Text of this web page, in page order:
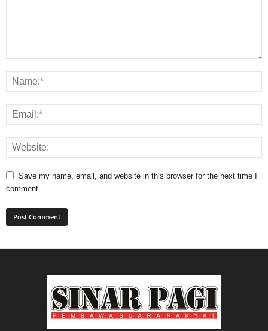
Save my name, email, and website in this browser for the next time I
comment.